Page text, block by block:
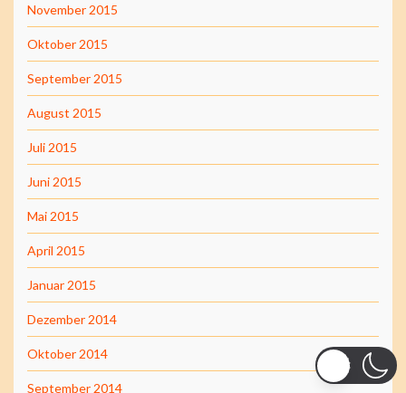
November 2015
Oktober 2015
September 2015
August 2015
Juli 2015
Juni 2015
Mai 2015
April 2015
Januar 2015
Dezember 2014
Oktober 2014
September 2014